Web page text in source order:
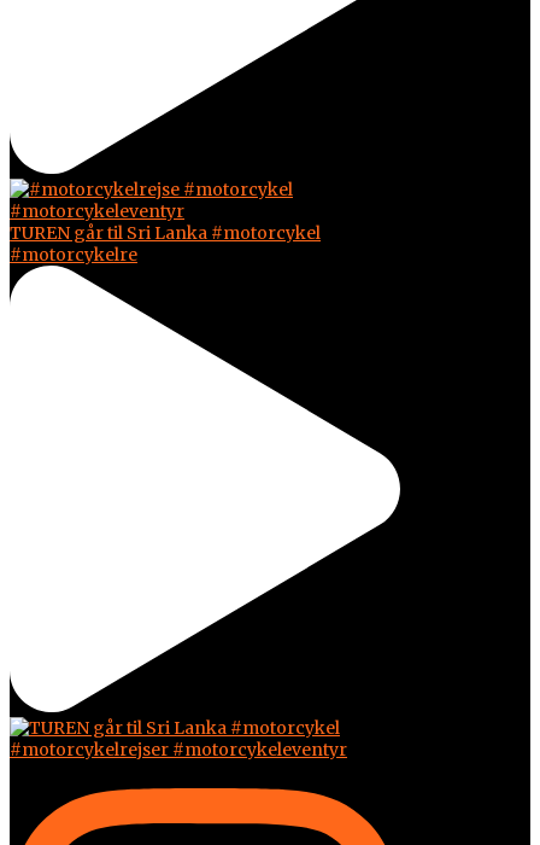
TUREN går til Sri Lanka #motorcykel
#motorcykelre